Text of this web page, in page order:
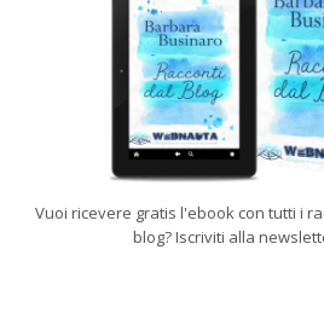
Vuoi ricevere gratis l'ebook con tutti i
blog? Iscriviti alla